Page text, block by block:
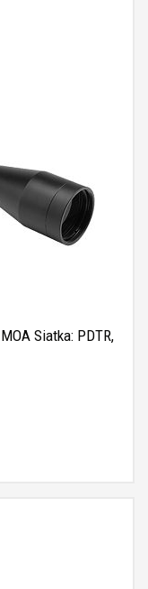
Siatka: PDTR,